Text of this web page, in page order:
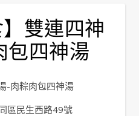
】雙連四神
包四神湯
-肉粽肉包四神湯
區民生西路49號